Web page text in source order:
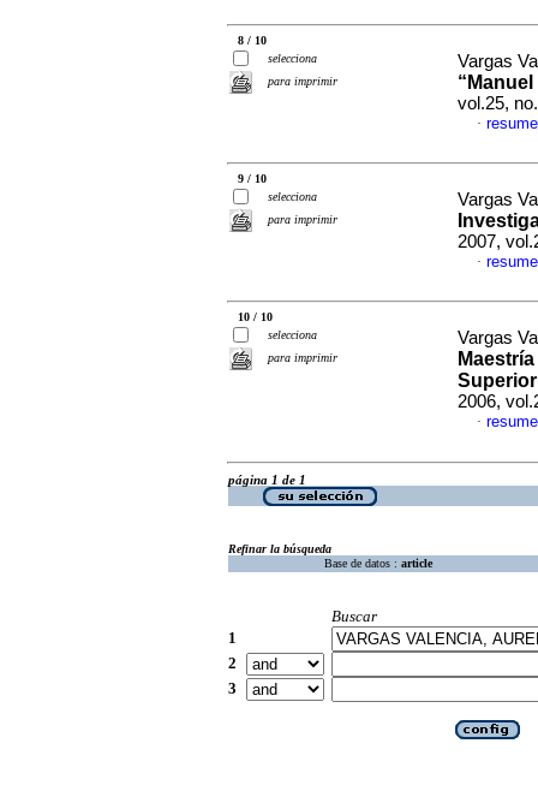
8 / 10
selecciona
para imprimir
Vargas
vol.25,
·
9 / 10
selecciona
para imprimir
Vargas
2007,
·
10 / 10
selecciona
para imprimir
Vargas
2006,
·
página 1 de 1
Refinar la búsqueda
Base de datos : article
Buscar
1
2
3